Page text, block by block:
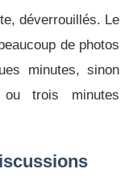
déverrouillés. Le
de photos
minutes, sinon
trois minutes